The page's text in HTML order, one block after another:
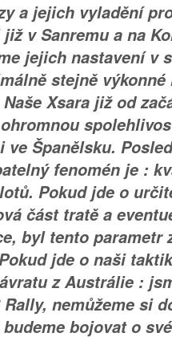
a jejich vyladění
v Sanremu a na
jejich nastavení v
stejně
Xsara již od
ve Španělsku.
fenomén je :
Pokud jde o
část tratě a
byl tento parametr
jde o naši
z Austrálie :
Rally, nemůžeme si
bojovat o